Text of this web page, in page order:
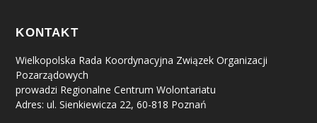
KONTAKT
Wielkopolska Rada Koordynacyjna Związek Organizacji
Pozarządowych
prowadzi Regionalne Centrum Wolontariatu
Adres: ul. Sienkiewicza 22, 60-818 Poznań